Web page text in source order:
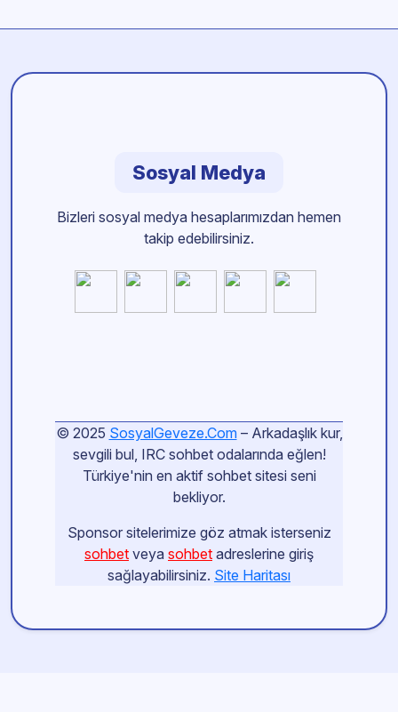
Sosyal Medya
Bizleri sosyal medya hesaplarımızdan hemen
takip edebilirsiniz.
© 2025 SosyalGeveze.Com– Arkadaşlık kur,
sevgili bul, IRC sohbet odalarında eğlen!
Türkiye'nin en aktif sohbet sitesi seni
bekliyor.
Sponsor sitelerimize göz atmak isterseniz
sohbet veya sohbet adreslerine giriş
sağlayabilirsiniz. Site Haritası